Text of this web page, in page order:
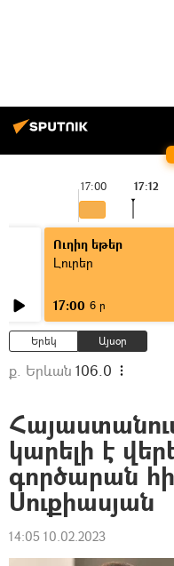
17:00 17:12
Ուղիղ եթեր
Լուրեր
17:00 6 ր
Երեկ Այսօր
ք. Երևան 106.0
կարելի է
գործարան
Սուքիասյան
14:05 10.02.2023